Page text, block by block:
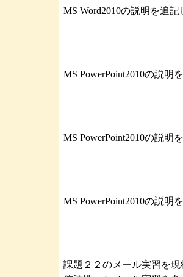
MS Word2010の説明を追
MS PowerPoint2010の説
MS PowerPoint2010の説
MS PowerPoint2010の説
課題２２のメール実習を